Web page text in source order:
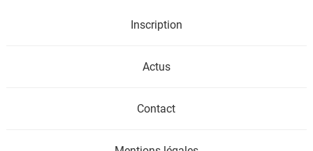
Inscription
Actus
Contact